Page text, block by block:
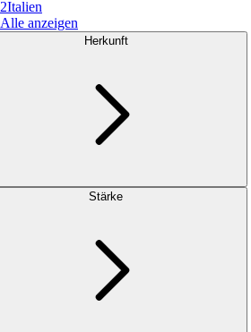
2Italien
Alle anzeigen
Herkunft
Stärke